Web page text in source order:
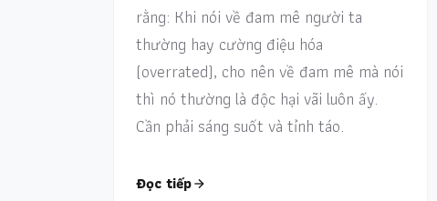
rằng: Khi nói về đam mê người ta
thường hay cường điệu hóa
(overrated), cho nên về đam mê mà nói
thì nó thường là độc hại vãi luôn ấy.
Cần phải sáng suốt và tỉnh táo.
Đọc tiếp